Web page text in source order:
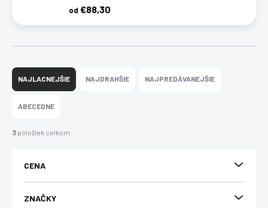
od €88,30
R
d
i
NAJLACNEJŠIE NAJDRAHŠIE NAJPREDÁVANEJŠIE
ABECEDNE
3 položiek celkom
CENA
ZNAČKY